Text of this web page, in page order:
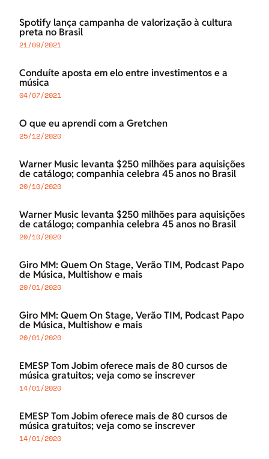
Spotify lança campanha de valorização à cultura
preta no Brasil
21/09/2021
Conduíte aposta em elo entre investimentos e a
música
04/07/2021
O que eu aprendi com a Gretchen
25/12/2020
Warner Music levanta $250 milhões para aquisições
de catálogo; companhia celebra 45 anos no Brasil
20/10/2020
Warner Music levanta $250 milhões para aquisições
de catálogo; companhia celebra 45 anos no Brasil
20/10/2020
Giro MM: Quem On Stage, Verão TIM, Podcast Papo
de Música, Multishow e mais
20/01/2020
Giro MM: Quem On Stage, Verão TIM, Podcast Papo
de Música, Multishow e mais
20/01/2020
EMESP Tom Jobim oferece mais de 80 cursos de
música gratuitos; veja como se inscrever
14/01/2020
EMESP Tom Jobim oferece mais de 80 cursos de
música gratuitos; veja como se inscrever
14/01/2020